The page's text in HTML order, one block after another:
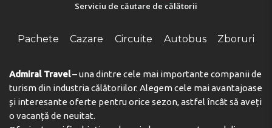
Serviciu de căutare de călătorii
Pachete Cazare Circuite Autobus Zboruri
Admiral Travel– una dintre cele mai importante companii de
turism din industria călătoriilor. Alegem cele mai avantajoase
și interesante oferte pentru orice sezon, astfel încât să aveți
o vacanță de neuitat.